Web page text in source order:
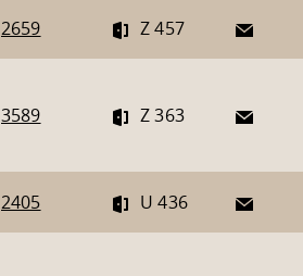
2659 Z 457
3589 Z 363
2405 U 436